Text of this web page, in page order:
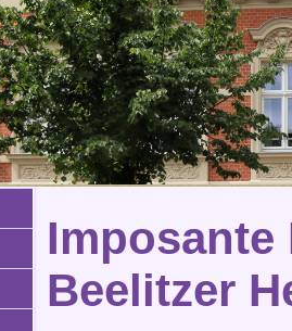
Imposante
Beelitzer